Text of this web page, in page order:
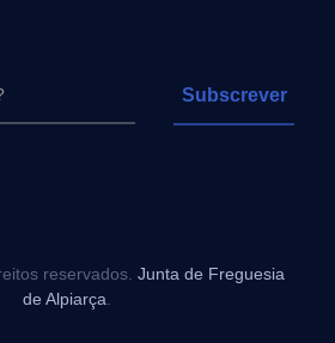
reservados. Junta de Freguesia
de Alpiarça